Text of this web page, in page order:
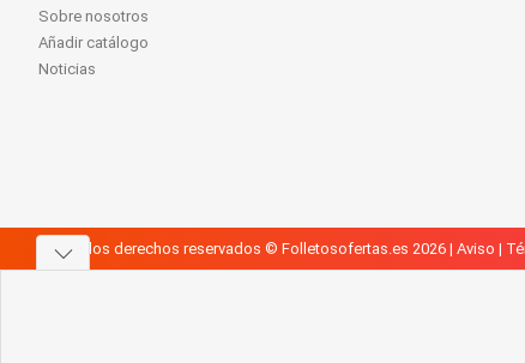
Sobre nosotros
Añadir catálogo
Noticias
Todos los derechos reservados © Folletosofertas.es 2026 | Aviso |